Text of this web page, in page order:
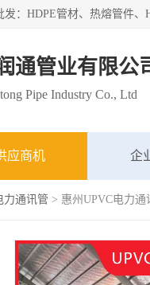
通管业有限公
Pipe Industry Co., Ltd
应商机 企
力通讯管 > 惠州UPVC电力通